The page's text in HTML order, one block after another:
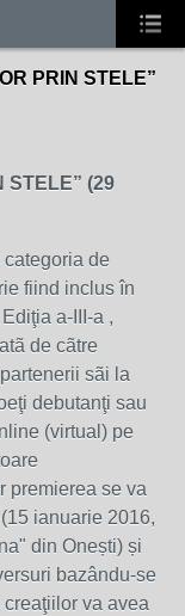
PRIN STELE”
STELE” (29
de
fiind inclus în
a-III-a ,
de cãtre
sãi la
debutanţi sau
(virtual) pe
premierea se va
ianuarie 2016,
din Onești) și
bazându-se
va avea